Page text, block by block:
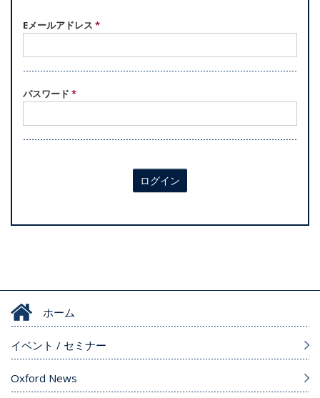
Eメールアドレス *
パスワード *
ログイン
ホーム
イベント / セミナー
Oxford News